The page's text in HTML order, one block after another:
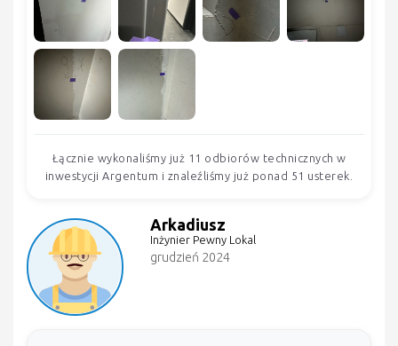
Łącznie wykonaliśmy już 11 odbiorów technicznych w
inwestycji Argentum i znaleźliśmy już ponad 51 usterek.
Arkadiusz
Inżynier Pewny Lokal
grudzień 2024